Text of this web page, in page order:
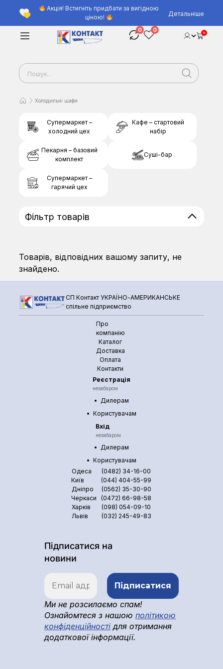
Акція! Встигніть придбати за вигідною
ціною!
Детальніше
0 0 0
Холодильні шафи
Фільтр товарів
Супермаркет –
холодний цех
Кафе – стартовий
набір
Пекарня – базовий
комплект
Суші-бар
Супермаркет –
гарячий цех
Товарів, відповідних вашому запиту, не
знайдено.
СП Контакт УКРАЇНО-АМЕРИКАНСЬКЕ
спільне підприємство
Про
компанію
Каталог
Доставка
Оплата
Контакти
Реєстрація
незабаром
Дилерам
Користувачам
Вхід
незабаром
Дилерам
Користувачам
Одеса
(0482) 34-16-00
Київ
(044) 404-55-99
Дніпро
(0562) 35-30-90
Черкаси
(0472) 66-98-58
Харків
(098) 054-09-10
Львів
(032) 245-49-83
Підписатися на
новини
Ми не розсилаємо спам!
Ознайомтеся з нашоюполітикою
конфіденційності для отримання
додаткової інформації.